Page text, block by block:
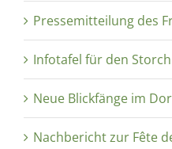
Pressemitteilung des
Infotafel für den Storch
Neue Blickfänge im
Nachbericht zur Fête